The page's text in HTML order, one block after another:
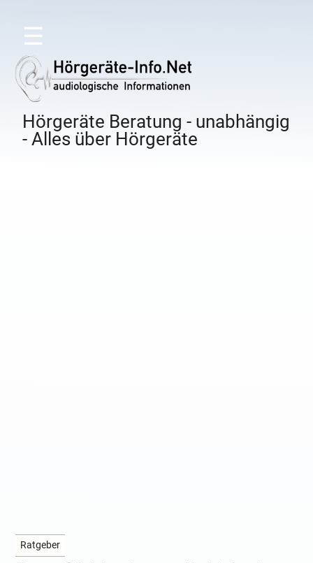
☰
Hörgeräte Beratung - unabhängig
- Alles über Hörgeräte
Ratgeber